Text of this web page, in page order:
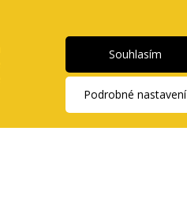
Souhlasím
Podrobné nastavení